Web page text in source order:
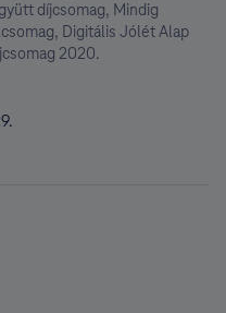
díjcsomag, Mindig
Digitális Jólét Alap
2020.